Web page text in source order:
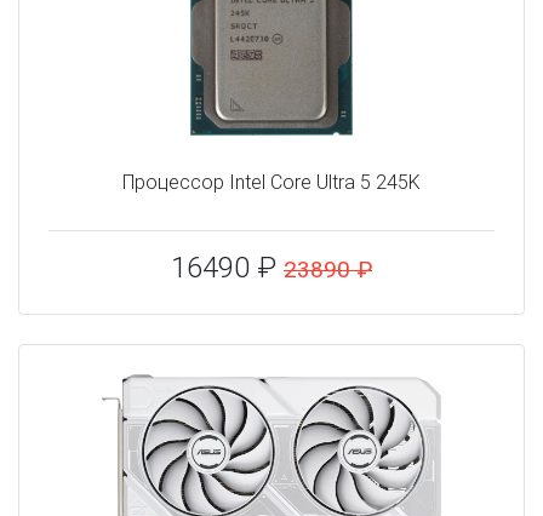
Процессор Intel Core Ultra 5 245K
16490 ₽ 23890 ₽